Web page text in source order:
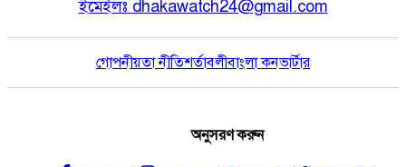
ইমেইলঃ dhakawatch24@gmail.com
গোপনীয়তা নীতিশর্তাবলীবাংলা কনভার্টার
অনুসরণ করুন